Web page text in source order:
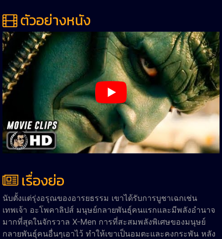
ตัวอย่างหนัง
เรื่องย่อ
นับตั้งแต่รุ่งอรุณของอารยธรรม เขาได้รับการบูชาเฉกเช่น
เทพเจ้า อะโพคาลิปส์ มนุษย์กลายพันธุ์คนแรกและมีพลังอำนาจ
มากที่สุดในจักรวาล X-Men การที่สะสมพลังพิเศษของมนุษย์
กลายพันธุ์คนอื่นๆเอาไว้ ทำให้เขาเป็นอมตะและคงกระพัน หลัง